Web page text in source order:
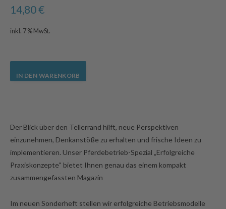
14,80€
inkl. 7 % MwSt.
IN DEN WARENKORB
Der Blick über den Tellerrand hilft, neue Perspektiven
einzunehmen, Denkanstöße zu erhalten und frische Ideen zu
implementieren. Unser Pferdebetrieb-Spezial „Erfolgreiche
Praxiskonzepte“ bietet Ihnen genau das einem kompakt
zusammengefassten Magazin
Im neuen Sonderheft stellen wir erfolgreiche Betriebsmodelle